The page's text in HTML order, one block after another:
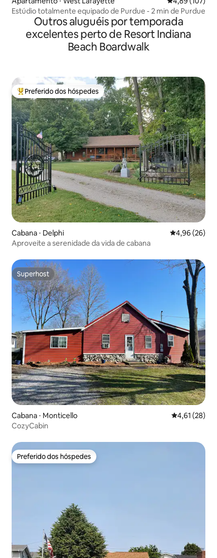
Estúdio totalmente equipado de Purdue - 2 min de Purdue
Outros aluguéis por temporada
excelentes perto de Resort Indiana
Beach Boardwalk
Entre os melhores preferidos dos hóspedes
Preferido dos hóspedes
Cabana ⋅ Delphi 4,96 de uma
4,96 (26)
Aproveite a serenidade da vida de cabana
Superhost
Superhost
Cabana ⋅ Monticello 4,61 de uma
4,61 (28)
CozyCabin
Preferido dos hóspedes
Preferido dos hóspedes